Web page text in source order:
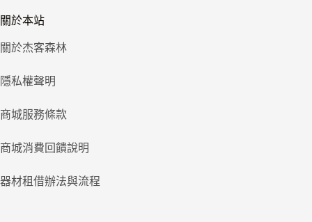
關於本站
關於杰客森林
隱私權聲明
商城服務條款
商城消費回饋說明
器材租借辦法與流程